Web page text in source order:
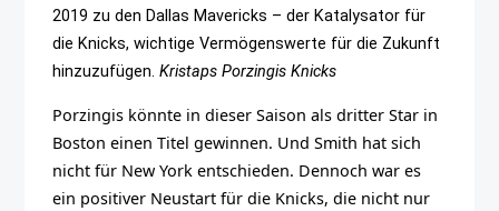
2019 zu den Dallas Mavericks – der Katalysator für
die Knicks, wichtige Vermögenswerte für die Zukunft
hinzuzufügen.Kristaps Porzingis Knicks
Porzingis könnte in dieser Saison als dritter Star in
Boston einen Titel gewinnen. Und Smith hat sich
nicht für New York entschieden. Dennoch war es
ein positiver Neustart für die Knicks, die nicht nur